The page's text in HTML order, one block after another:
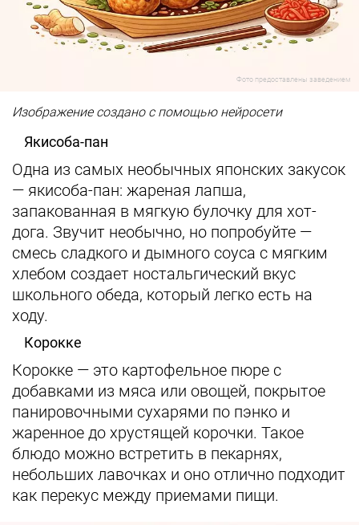
Фото предоставлены заведением
Изображение создано с помощью нейросети
Якисоба-пан
Одна из самых необычных японских закусок
— якисоба-пан: жареная лапша,
запакованная в мягкую булочку для хот-
дога. Звучит необычно, но попробуйте —
смесь сладкого и дымного соуса с мягким
хлебом создает ностальгический вкус
школьного обеда, который легко есть на
ходу.
Корокке
Корокке — это картофельное пюре с
добавками из мяса или овощей, покрытое
панировочными сухарями по пэнко и
жаренное до хрустящей корочки. Такое
блюдо можно встретить в пекарнях,
небольших лавочках и оно отлично подходит
как перекус между приемами пищи.